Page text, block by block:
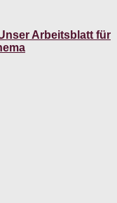
Arbeitsblatt für